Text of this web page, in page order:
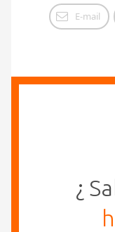
E-mail
¿